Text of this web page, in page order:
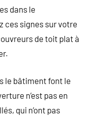
dans le
ces signes sur votre
de toit plat à
le bâtiment font le
n’est pas en
qui n’ont pas